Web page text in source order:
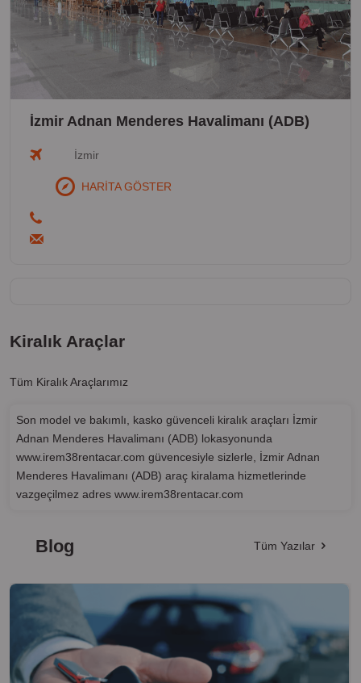
Kiralık Araçlar
Tüm Kiralık Araçlarımız
Son model ve bakımlı, kasko güvenceli kiralık araçları İzmir
Adnan Menderes Havalimanı (ADB) lokasyonunda
www.irem38rentacar.com güvencesiyle sizlerle, İzmir Adnan
Menderes Havalimanı (ADB) araç kiralama hizmetlerinde
vazgeçilmez adres www.irem38rentacar.com
Blog Tüm Yazılar
İzmir Adnan Menderes Havalimanı (ADB)
İzmir
HARİTA GÖSTER